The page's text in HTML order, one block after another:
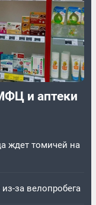
и аптеки
ждет томичей на
за велопробега